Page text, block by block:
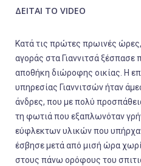
ΔΕΙΤΑΙ ΤΟ VIDEO
Κατά τις πρώτες πρωινές
αγοράς στα Γιαννιτσά ξέσπασε
αποθήκη διώροφης οικίας. Η
υπηρεσίας Γιαννιτσών ήταν
άνδρες, που με πολύ
τη φωτιά που εξαπλωνόταν
εύφλεκτων υλικών που
έσβησε μετά από μισή ώρα
στους πάνω ορόφους του